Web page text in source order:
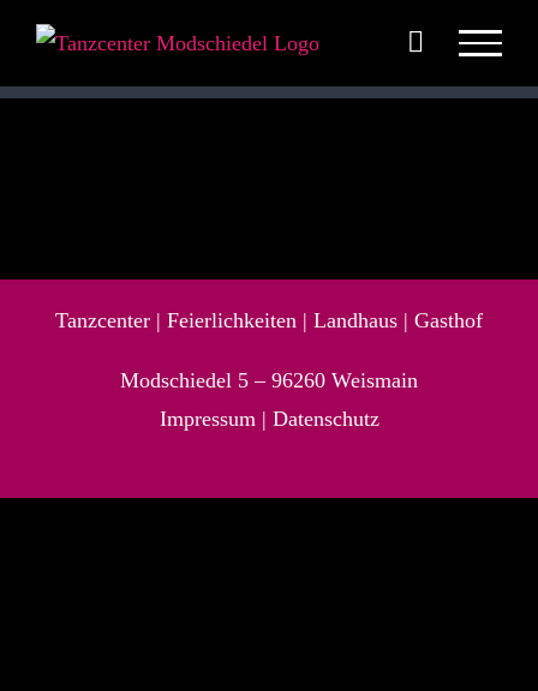
Zum
springen
Tanzcenter | Feierlichkeiten | Landhaus | Gasthof
Modschiedel 5 – 96260 Weismain
Impressum| Datenschutz